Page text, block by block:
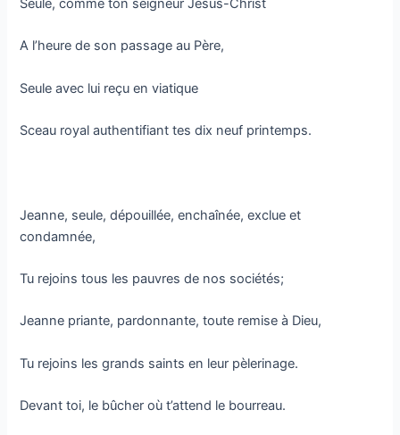
Seule, comme ton seigneur Jésus-Christ
A l’heure de son passage au Père,
Seule avec lui reçu en viatique
Sceau royal authentifiant tes dix neuf printemps.
Jeanne, seule, dépouillée, enchaînée, exclue et
condamnée,
Tu rejoins tous les pauvres de nos sociétés;
Jeanne priante, pardonnante, toute remise à Dieu,
Tu rejoins les grands saints en leur pèlerinage.
Devant toi, le bûcher où t’attend le bourreau.